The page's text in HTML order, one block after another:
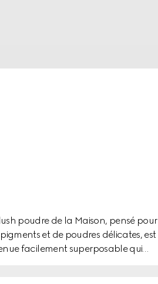
poudre de la Maison, pensé pour
et de poudres délicates, est
facilement superposable qui